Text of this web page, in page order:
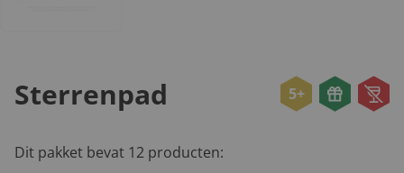
Sterrenpad 5+
Dit pakket bevat 12 producten: